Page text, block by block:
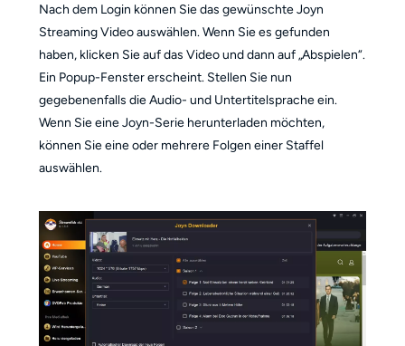
Nach dem Login können Sie das gewünschte Joyn
Streaming Video auswählen. Wenn Sie es gefunden
haben, klicken Sie auf das Video und dann auf „Abspielen“.
Ein Popup-Fenster erscheint. Stellen Sie nun
gegebenenfalls die Audio- und Untertitelsprache ein.
Wenn Sie eine Joyn-Serie herunterladen möchten,
können Sie eine oder mehrere Folgen einer Staffel
auswählen.